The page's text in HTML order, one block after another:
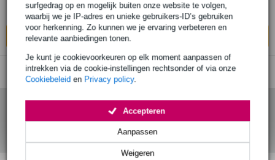
surfgedrag op en mogelijk buiten onze website te volgen,
waarbij we je IP-adres en unieke gebruikers-ID’s gebruiken
voor herkenning. Zo kunnen we je ervaring verbeteren en
relevante aanbiedingen tonen.
Je kunt je cookievoorkeuren op elk moment aanpassen of
intrekken via de cookie-instellingen rechtsonder of via onze
Cookiebeleid en Privacy policy.
Weigeren
Aanpassen
Accepteren
Op voorraad bij de leverancier
In mijn winkelwagen